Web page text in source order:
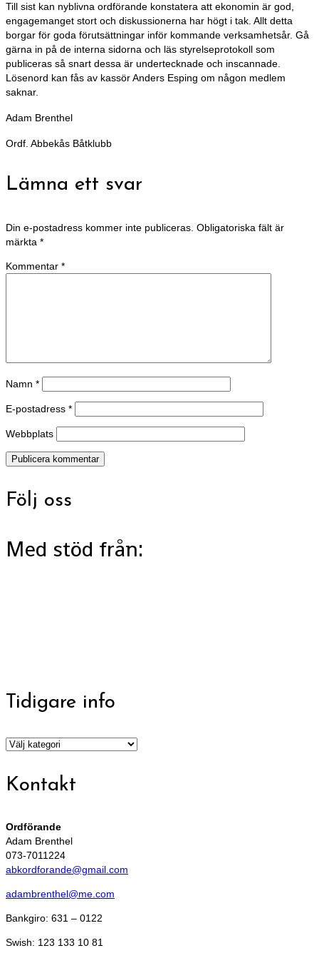
Till sist kan nyblivna ordförande konstatera att ekonomin är god,
engagemanget stort och diskussionerna har högt i tak. Allt detta
borgar för goda förutsättningar inför kommande verksamhetsår. Gå
gärna in på de interna sidorna och läs styrelseprotokoll som
publiceras så snart dessa är undertecknade och inscannade.
Lösenord kan fås av kassör Anders Esping om någon medlem
saknar.
Adam Brenthel
Ordf. Abbekås Båtklubb
Lämna ett svar
Din e-postadress kommer inte publiceras. Obligatoriska fält är
märkta *
Kommentar *
Namn *
E-postadress *
Webbplats
Följ oss
Med stöd från:
Tidigare info
Tidigare
Kontakt
Ordförande
Adam Brenthel
073-7011224
abkordforande@gmail.com
adambrenthel@me.com
Bankgiro: 631 – 0122
Swish: 123 133 10 81